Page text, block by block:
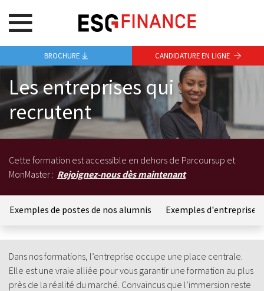
Les entreprises qui
recrutent
Cette formation est accessible en dehors de Parcoursup et
MonMaster : Rejoignez-nous dès maintenant
Exemples de postes de nos alumnis Exemples
Dans nos formations, l’entreprise occupe une place centrale.
Elle est une vraie alliée pour vous garantir une formation au plus
près de la réalité du marché. Convaincus que l’immersion reste
BROCHURE CANDIDATURE EN LIGNE